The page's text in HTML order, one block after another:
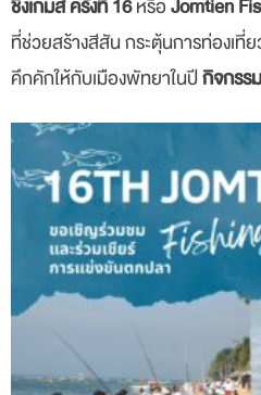
ชิ่งเกมส์ ครั้งที่ 16หรือJomtien
ที่ช่วยสร้างสีสัน กระตุ้นการท่องเที่
คึกคักให้กับเมืองพัทยาในปีกิจกรร